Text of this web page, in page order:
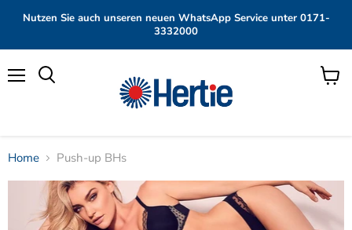
Nutzen Sie auch unseren neuen WhatsApp Service unter 0171-
3332000
Home Push-up BHs